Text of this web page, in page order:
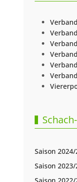
Saison
Saison